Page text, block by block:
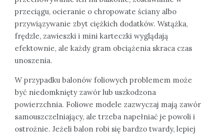
przeciągu, ocieranie o chropowate ściany albo
przywiązywanie zbyt ciężkich dodatków. Wstążka,
frędzle, zawieszki i mini karteczki wyglądają
efektownie, ale każdy gram obciążenia skraca czas
unoszenia.
W przypadku balonów foliowych problemem może
być niedomknięty zawór lub uszkodzona
powierzchnia. Foliowe modele zazwyczaj mają zawór
samouszczelniający, ale trzeba napełniać je powoli i
ostrożnie. Jeżeli balon robi się bardzo twardy, lepiej